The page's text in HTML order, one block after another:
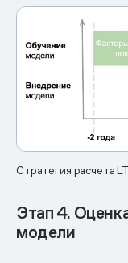
Стратегия расчета
Этап 4.
модели